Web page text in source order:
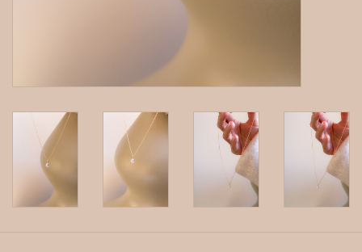
MAAK EEN AFSPRAAK